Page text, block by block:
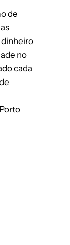
de
dinheiro
no
cada